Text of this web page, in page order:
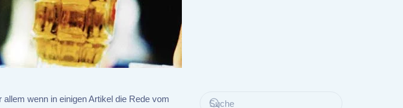
wenn in einigen Artikel die Rede vom